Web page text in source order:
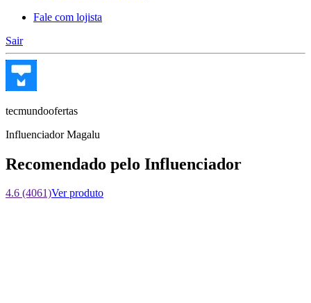
Fale com lojista
Sair
tecmundoofertas
Influenciador Magalu
Recomendado pelo Influenciador
4.6 (4061)Ver produto